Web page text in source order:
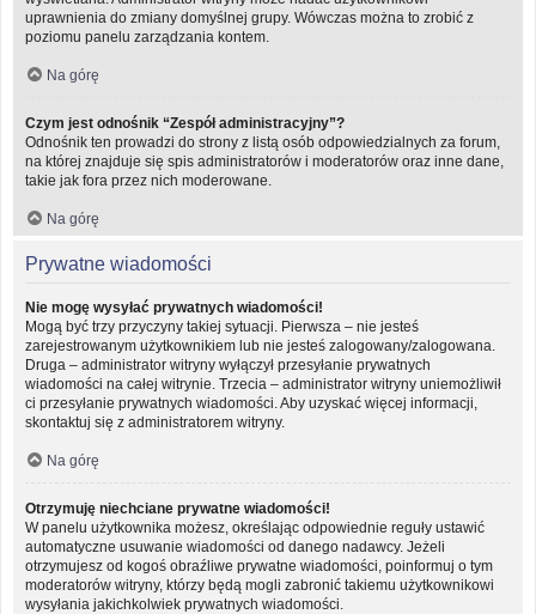
uprawnienia do zmiany domyślnej grupy. Wówczas można to zrobić z
poziomu panelu zarządzania kontem.
Na górę
Czym jest odnośnik “Zespół administracyjny”?
Odnośnik ten prowadzi do strony z listą osób odpowiedzialnych za forum,
na której znajduje się spis administratorów i moderatorów oraz inne dane,
takie jak fora przez nich moderowane.
Na górę
Prywatne wiadomości
Nie mogę wysyłać prywatnych wiadomości!
Mogą być trzy przyczyny takiej sytuacji. Pierwsza – nie jesteś
zarejestrowanym użytkownikiem lub nie jesteś zalogowany/zalogowana.
Druga – administrator witryny wyłączył przesyłanie prywatnych
wiadomości na całej witrynie. Trzecia – administrator witryny uniemożliwił
ci przesyłanie prywatnych wiadomości. Aby uzyskać więcej informacji,
skontaktuj się z administratorem witryny.
Na górę
Otrzymuję niechciane prywatne wiadomości!
W panelu użytkownika możesz, określając odpowiednie reguły ustawić
automatyczne usuwanie wiadomości od danego nadawcy. Jeżeli
otrzymujesz od kogoś obraźliwe prywatne wiadomości, poinformuj o tym
moderatorów witryny, którzy będą mogli zabronić takiemu użytkownikowi
wysyłania jakichkolwiek prywatnych wiadomości.